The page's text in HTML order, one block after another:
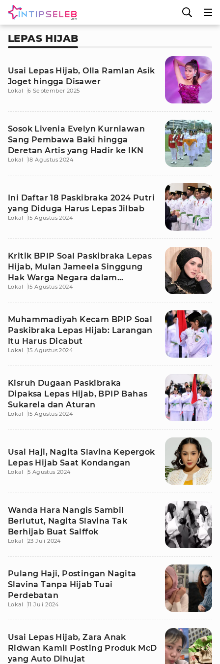
LEPAS HIJAB
Usai Lepas Hijab, Olla Ramlan Asik
Joget hingga Disawer
Lokal 6 September 2025
Sosok Livenia Evelyn Kurniawan
Sang Pembawa Baki hingga
Deretan Artis yang Hadir ke IKN
Lokal 18 Agustus 2024
Ini Daftar 18 Paskibraka 2024 Putri
yang Diduga Harus Lepas Jilbab
Lokal 15 Agustus 2024
Kritik BPIP Soal Paskibraka Lepas
Hijab, Mulan Jameela Singgung
Hak Warga Negara dalam
Beragama
Lokal 15 Agustus 2024
Muhammadiyah Kecam BPIP Soal
Paskibraka Lepas Hijab: Larangan
Itu Harus Dicabut
Lokal 15 Agustus 2024
Kisruh Dugaan Paskibraka
Dipaksa Lepas Hijab, BPIP Bahas
Sukarela dan Aturan
Lokal 15 Agustus 2024
Usai Haji, Nagita Slavina Kepergok
Lepas Hijab Saat Kondangan
Lokal 5 Agustus 2024
Wanda Hara Nangis Sambil
Berlutut, Nagita Slavina Tak
Berhijab Buat Salffok
Lokal 23 Juli 2024
Pulang Haji, Postingan Nagita
Slavina Tanpa Hijab Tuai
Perdebatan
Lokal 11 Juli 2024
Usai Lepas Hijab, Zara Anak
Ridwan Kamil Posting Produk McD
yang Auto Dihujat